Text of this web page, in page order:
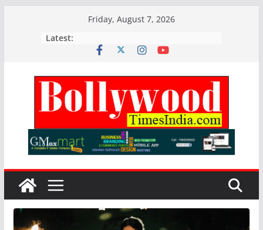
Friday, August 7, 2026
Latest: